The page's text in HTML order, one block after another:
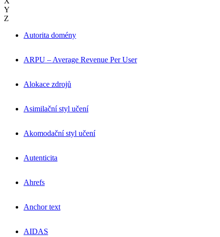
Y
Z
Autorita domény
ARPU – Average Revenue Per User
Alokace zdrojů
Asimilační styl učení
Akomodační styl učení
Autenticita
Ahrefs
Anchor text
AIDAS